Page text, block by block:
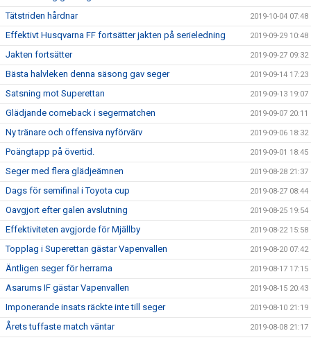
Tätstriden hårdnar 2019-10-04 07:48
Effektivt Husqvarna FF fortsätter jakten på serieledning 2019-09-29 10:48
Jakten fortsätter 2019-09-27 09:32
Bästa halvleken denna säsong gav seger 2019-09-14 17:23
Satsning mot Superettan 2019-09-13 19:07
Glädjande comeback i segermatchen 2019-09-07 20:11
Ny tränare och offensiva nyförvärv 2019-09-06 18:32
Poängtapp på övertid. 2019-09-01 18:45
Seger med flera glädjeämnen 2019-08-28 21:37
Dags för semifinal i Toyota cup 2019-08-27 08:44
Oavgjort efter galen avslutning 2019-08-25 19:54
Effektiviteten avgjorde för Mjällby 2019-08-22 15:58
Topplag i Superettan gästar Vapenvallen 2019-08-20 07:42
Äntligen seger för herrarna 2019-08-17 17:15
Asarums IF gästar Vapenvallen 2019-08-15 20:43
Imponerande insats räckte inte till seger 2019-08-10 21:19
Årets tuffaste match väntar 2019-08-08 21:17